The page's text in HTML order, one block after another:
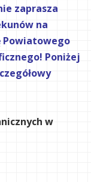
zaprasza
na
Powiatowego
Poniżej
w